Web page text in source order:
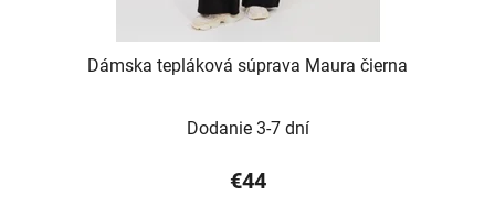
Dámska tepláková súprava Maura čierna
Dodanie 3-7 dní
€44